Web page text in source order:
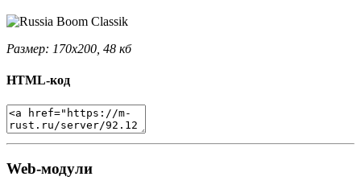
Размер: 170x200, 48 кб
HTML-код
Web-модули